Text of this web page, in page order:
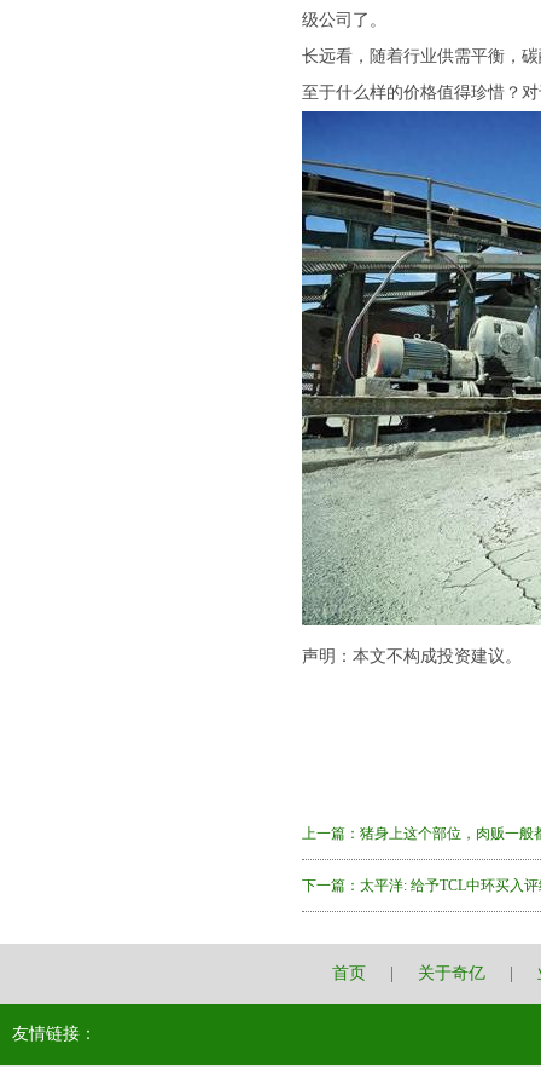
级公司了。
长远看，随着行业供需平衡，
至于什么样的价格值得珍惜？
声明：本文不构成投资建议。
上一篇： 猪身上这个部位，肉贩一般
下一篇： 太平洋: 给予TCL中环买入
首页 关于奇亿
友情链接：